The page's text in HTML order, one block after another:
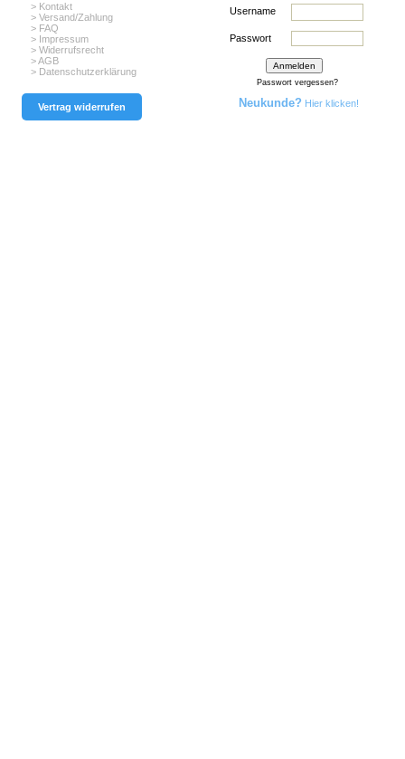
> Kontakt
> Versand/Zahlung
> FAQ
> Impressum
> Widerrufsrecht
> AGB
> Datenschutzerklärung
Vertrag widerrufen
Username
Passwort
Passwort vergessen?
Neukunde? Hier klicken!